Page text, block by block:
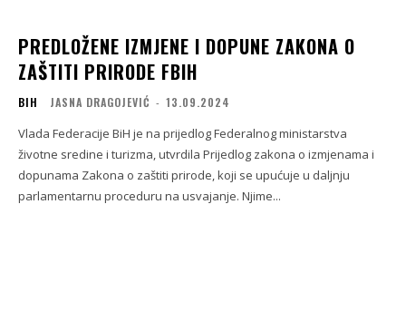
PREDLOŽENE IZMJENE I DOPUNE ZAKONA O
ZAŠTITI PRIRODE FBIH
BIH JASNA DRAGOJEVIĆ - 13.09.2024
Vlada Federacije BiH je na prijedlog Federalnog ministarstva
životne sredine i turizma, utvrdila Prijedlog zakona o izmjenama i
dopunama Zakona o zaštiti prirode, koji se upućuje u daljnju
parlamentarnu proceduru na usvajanje. Njime...